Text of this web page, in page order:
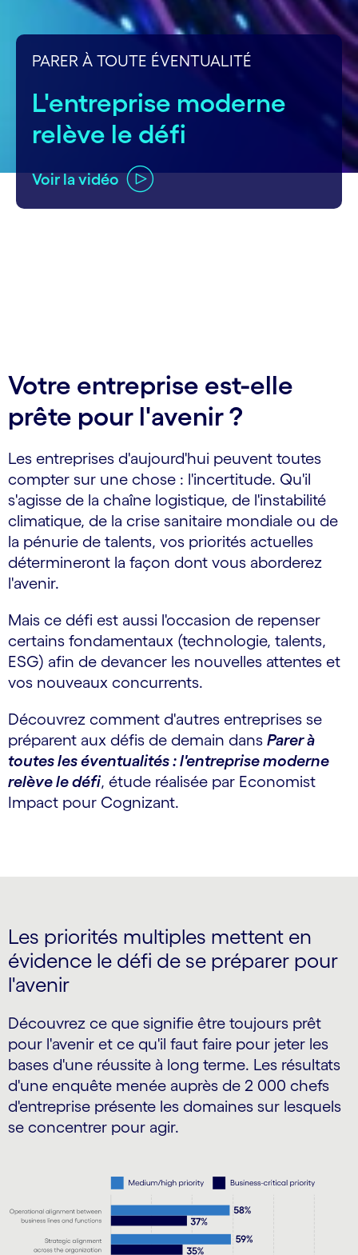
PARER À TOUTE ÉVENTUALITÉ
L'entreprise moderne
relève le défi
Voir la vidéo
Votre entreprise est-elle
prête pour l'avenir ?
Les entreprises d'aujourd'hui peuvent toutes
compter sur une chose : l'incertitude. Qu'il
s'agisse de la chaîne logistique, de l'instabilité
climatique, de la crise sanitaire mondiale ou de
la pénurie de talents, vos priorités actuelles
détermineront la façon dont vous aborderez
l'avenir.
Mais ce défi est aussi l'occasion de repenser
certains fondamentaux (technologie, talents,
ESG) afin de devancer les nouvelles attentes et
vos nouveaux concurrents.
Découvrez comment d'autres entreprises se
préparent aux défis de demain dans Parer à
toutes les éventualités : l'entreprise moderne
relève le défi, étude réalisée par Economist
Impact pour Cognizant.
Les priorités multiples mettent en
évidence le défi de se préparer pour
l'avenir
Découvrez ce que signifie être toujours prêt
pour l'avenir et ce qu'il faut faire pour jeter les
bases d'une réussite à long terme. Les résultats
d'une enquête menée auprès de 2 000 chefs
d'entreprise présente les domaines sur lesquels
se concentrer pour agir.